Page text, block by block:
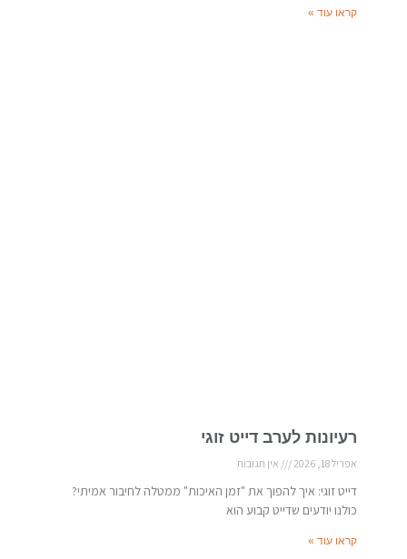
קראו עוד »
רעיונות לערב דייט זוגי
אפריל 18, 2026 אין תגובות
דייט זוגי: איך להפוך את "זמן האיכות" ממטלה לחיבור אמיתי?
כולנו יודעים שדייט קבוע הוא
קראו עוד »